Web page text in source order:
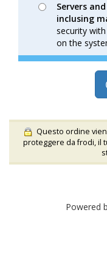
Servers
inclusing
security
on the
Questo ordine
proteggere da frodi, il
Powered